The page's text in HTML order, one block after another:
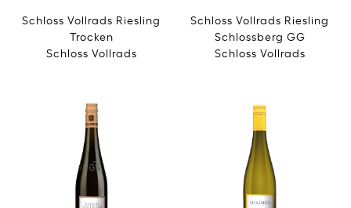
Schloss Vollrads Riesling
Trocken
Schloss Vollrads
Schloss Vollrads Riesling
Schlossberg GG
Schloss Vollrads